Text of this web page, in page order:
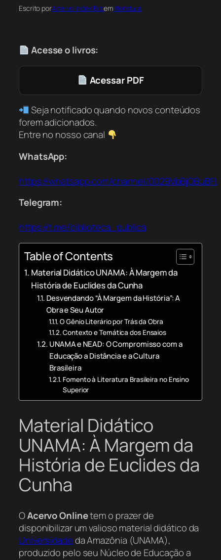
Escrito porAcervo Index Botemliteratura
Acesse o livros:
Acessar PDF
Seja notificado quando novos conteúdos
forem adicionados.
Entre no nosso canal
WhatsApp:
https://whatsapp.com/channel/
Telegram:
https://t.me/biblioteca_publica
Table of Contents
Material Didático UNAMA: À Margem da
História de Euclides da Cunha
Desvendando “À Margem da História”: A
Obra e Seu Autor
O Gênio Literário por Trás da Obra
Contexto e Temática dos Ensaios
UNAMA e NEAD: O Compromisso com a
Educação a Distância e a Cultura
Brasileira
Fomento à Literatura Brasileira no Ensino
Superior
Material Didático
UNAMA: À Margem da
História de Euclides da
Cunha
OAcervo Onlinetem o prazer de
disponibilizar um valioso material didático da
Universidadeda Amazônia (UNAMA),
produzido pelo seu Núcleo de Educação a